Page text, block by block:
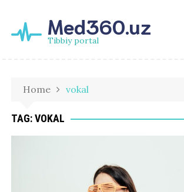
Med360.uz
Tibbiy portal
Home vokal
TAG:VOKAL